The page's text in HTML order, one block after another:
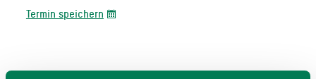
Termin speichern